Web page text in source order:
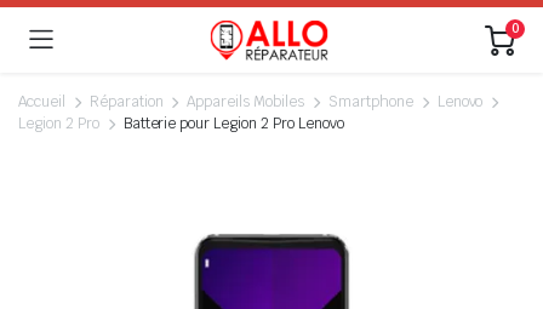
0
Accueil Réparation Appareils Mobiles Smartphone
Lenovo
Legion 2 Pro
Batterie pour Legion 2 Pro Lenovo